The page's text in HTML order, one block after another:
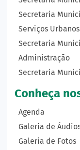
Secretaria
Serviços Urbanos
Secretaria
Administração
Secretaria
Conheça
Agenda
Galeria de
Galeria de Fotos